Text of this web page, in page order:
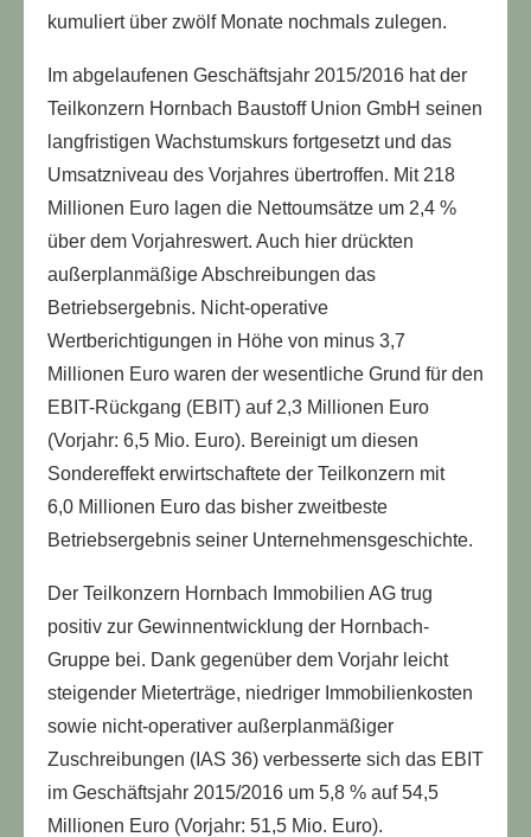
kumuliert über zwölf Monate nochmals zulegen.
Im abgelaufenen Geschäftsjahr 2015/2016 hat der
Teilkonzern Hornbach Baustoff Union GmbH seinen
langfristigen Wachstumskurs fortgesetzt und das
Umsatzniveau des Vorjahres übertroffen. Mit 218
Millionen Euro lagen die Nettoumsätze um 2,4 %
über dem Vorjahreswert. Auch hier drückten
außerplanmäßige Abschreibungen das
Betriebsergebnis. Nicht-operative
Wertberichtigungen in Höhe von minus 3,7
Millionen Euro waren der wesentliche Grund für den
EBIT-Rückgang (EBIT) auf 2,3 Millionen Euro
(Vorjahr: 6,5 Mio. Euro). Bereinigt um diesen
Sondereffekt erwirtschaftete der Teilkonzern mit
6,0 Millionen Euro das bisher zweitbeste
Betriebsergebnis seiner Unternehmens­geschichte.
Der Teilkonzern Hornbach Immobilien AG trug
positiv zur Gewinnentwicklung der Hornbach-
Gruppe bei. Dank gegenüber dem Vorjahr leicht
steigender Mieterträge, niedriger Immobilienkosten
sowie nicht-operativer außerplanmäßiger
Zuschreibungen (IAS 36) verbesserte sich das EBIT
im Geschäftsjahr 2015/2016 um 5,8 % auf 54,5
Millionen Euro (Vorjahr: 51,5 Mio. Euro).